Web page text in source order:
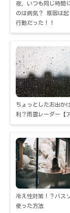
夜、いつも同じ時間
のは病気？ 原因は起
行動だった！！
ちょっとしたお出か
利？雨雲レーダー【
冷え性対策！？バス
使った方法